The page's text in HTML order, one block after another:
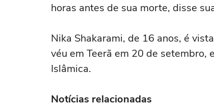
horas antes de sua morte, disse
Nika Shakarami, de 16 anos, é
véu em Teerã em 20 de
Islâmica.
Notícias relacionadas